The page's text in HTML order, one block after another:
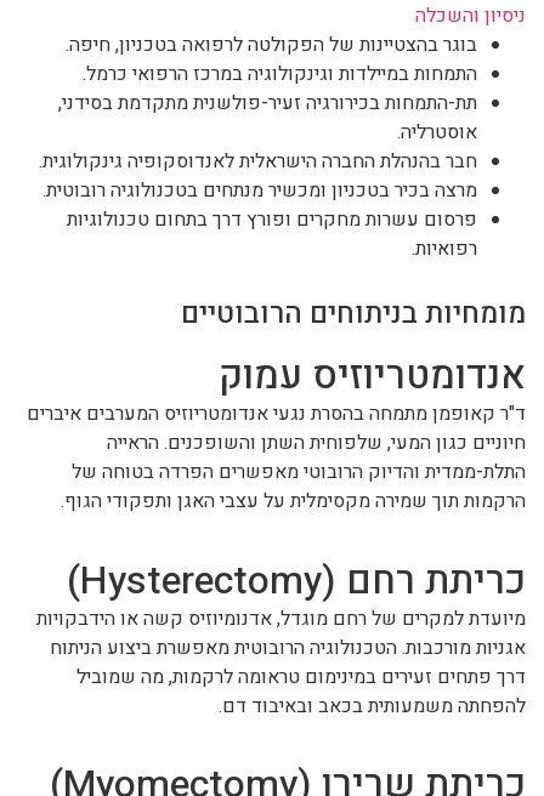
ניסיון והשכלה
בוגר בהצטיינות של הפקולטה לרפואה בטכניון, חיפה.
התמחות במיילדות וגינקולוגיה במרכז הרפואי כרמל.
תת-התמחות בכירורגיה זעיר-פולשנית מתקדמת בסידני,
אוסטרליה.
חבר בהנהלת החברה הישראלית לאנדוסקופיה גינקולוגית.
מרצה בכיר בטכניון ומכשיר מנתחים בטכנולוגיה רובוטית.
פרסום עשרות מחקרים ופורץ דרך בתחום טכנולוגיות
רפואיות.
מומחיות בניתוחים הרובוטיים
אנדומטריוזיס עמוק
ד"ר קאופמן מתמחה בהסרת נגעי אנדומטריוזיס המערבים איברים
חיוניים כגון המעי, שלפוחית השתן והשופכנים. הראייה
התלת-ממדית והדיוק הרובוטי מאפשרים הפרדה בטוחה של
הרקמות תוך שמירה מקסימלית על עצבי האגן ותפקודי הגוף.
כריתת רחם (Hysterectomy)
מיועדת למקרים של רחם מוגדל, אדנומיוזיס קשה או הידבקויות
אגניות מורכבות. הטכנולוגיה הרובוטית מאפשרת ביצוע הניתוח
דרך פתחים זעירים במינימום טראומה לרקמות, מה שמוביל
להפחתה משמעותית בכאב ובאיבוד דם.
כריתת שרירן (Myomectomy)